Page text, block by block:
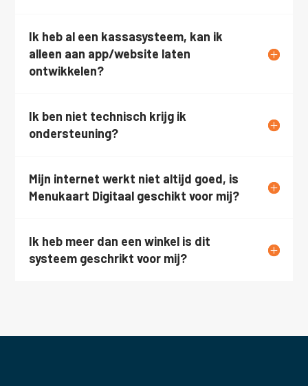
Ik heb al een kassasysteem, kan ik
alleen aan app/website laten
ontwikkelen?
Ik ben niet technisch krijg ik
ondersteuning?
Mijn internet werkt niet altijd goed, is
Menukaart Digitaal geschikt voor mij?
Ik heb meer dan een winkel is dit
systeem geschrikt voor mij?